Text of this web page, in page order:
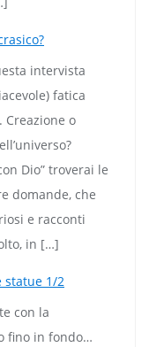
intervista
fatica
o
Dio” troverai le
domande, che
e racconti
in […]
statue 1/2
con la
fino in fondo…